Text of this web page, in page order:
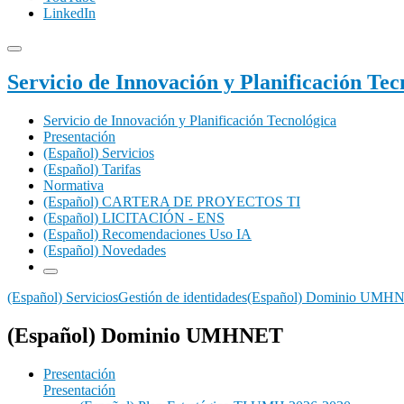
LinkedIn
Servicio de Innovación y Planificación
Servicio de Innovación y Planificación Tecnológica
Presentación
(Español) Servicios
(Español) Tarifas
Normativa
(Español) CARTERA DE PROYECTOS TI
(Español) LICITACIÓN - ENS
(Español) Recomendaciones Uso IA
(Español) Novedades
(Español) ServiciosGestión de identidades(Español) Dominio
(Español) Dominio UMHNET
Presentación
Presentación